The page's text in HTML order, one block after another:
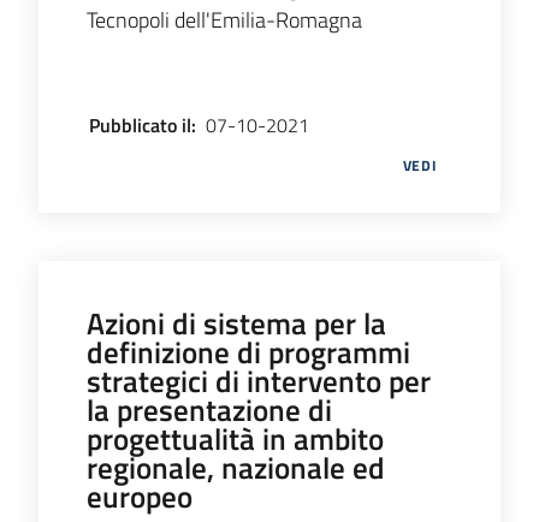
attività
partecipazione
Tecnopoli dell'Emilia-Romagna
Pubblicato il: 07-10-2021
VEDI
Azioni di sistema per la
definizione di programmi
strategici di intervento per
la presentazione di
progettualità in ambito
regionale, nazionale ed
europeo